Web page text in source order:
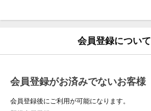
会員登録について
会員登録がお済みでないお客様
会員登録後にご利用が可能になります。